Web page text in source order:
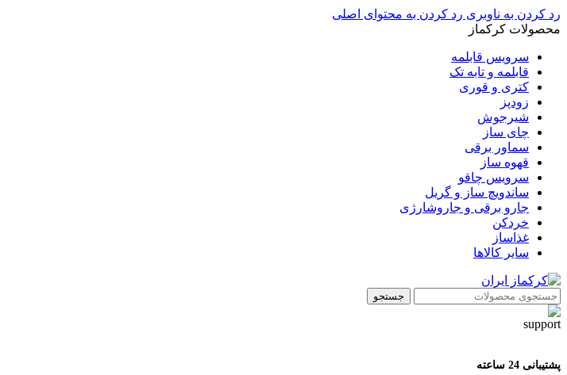
رد کردن به ناوبری رد کردن به محتوای اصلی
محصولات کرکماز
سرویس قابلمه
قابلمه و تابه تک
کتری و قوری
زودپز
شیرجوش
چای ساز
سماور برقی
قهوه ساز
سرویس چاقو
ساندویچ ساز و گریل
جارو برقی و جاروشارژی
خردکن
غذاساز
سایر کالاها
جستجو
پشتیبانی 24 ساعته